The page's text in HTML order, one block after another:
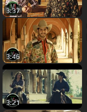
3:37
3:46
3:21